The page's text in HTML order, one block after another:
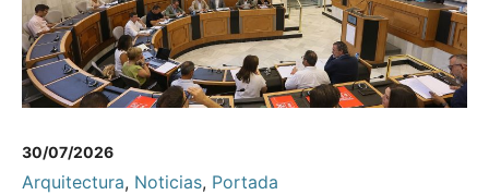
30/07/2026
Arquitectura, Noticias, Portada